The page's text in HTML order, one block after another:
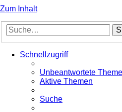
Zum Inhalt
Schnellzugriff
Unbeantwortete
Aktive Themen
Suche